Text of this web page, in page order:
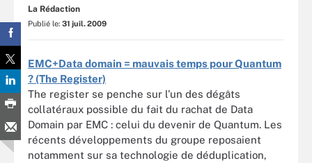
La Rédaction
Publié le: 31 juil. 2009
EMC+Data domain = mauvais temps pour Quantum
? (The Register)
The register se penche sur l’un des dégâts
collatéraux possible du fait du rachat de Data
Domain par EMC : celui du devenir de Quantum. Les
récents développements du groupe reposaient
notamment sur sa technologie de déduplication,